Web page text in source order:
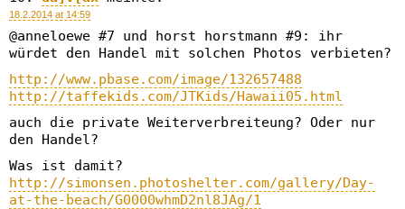
18.2.2014 at 14:59
@anneloewe #7 und horst horstmann #9: ihr
würdet den Handel mit solchen Photos verbieten?
http://www.pbase.com/image/132657488
http://taffekids.com/JTKids/Hawaii05.html
auch die private Weiterverbreiteung? Oder nur
den Handel?
Was ist damit?
http://simonsen.photoshelter.com/gallery/Day-
at-the-beach/G0000whmD2nl8JAg/1